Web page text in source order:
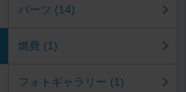
パーツ (14)
燃費 (1)
フォトギャラリー (1)